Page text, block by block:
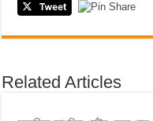
Related Articles